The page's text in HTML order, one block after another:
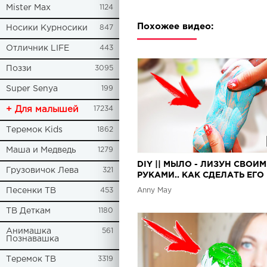
Mister Max 1124
Носики Курносики 847
Отличник LIFE 443
Поззи 3095
Super Senya 199
+ Для малышей 17234
Теремок Kids 1862
Маша и Медведь 1279
Грузовичок Лева 321
Песенки ТВ 453
ТВ Деткам 1180
Анимашка
Познавашка
561
Теремок ТВ 3319
Похожее видео:
DIY || МЫЛО - ЛИЗУН
РУКАМИ.. КАК СДЕЛАТЬ ЕГО
ДОМА?
Anny May